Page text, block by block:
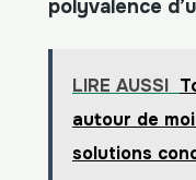
polyvalence
LIRE AUSSI
autour de
solutions